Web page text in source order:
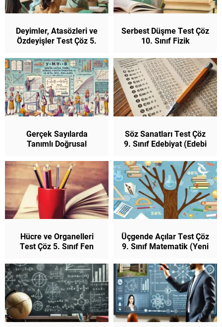
Deyimler, Atasözleri ve
Özdeyişler Test Çöz 5.
Serbest Düşme Test Çöz
10. Sınıf Fizik
Gerçek Sayılarda
Tanımlı Doğrusal
Özellikleri Test Çöz 9.
Sınıf Matematik
Söz Sanatları Test Çöz
9. Sınıf Edebiyat (Edebi
Hücre ve Organelleri
Test Çöz 5. Sınıf Fen
Üçgende Açılar Test Çöz
9. Sınıf Matematik (Yeni